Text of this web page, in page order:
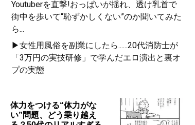
Youtuberを直撃!おっぱいが揺れ、透け乳首で
街中を歩いて“恥ずかしくない”のか聞いてみた
ら...
▶女性用風俗を副業にしたら......20代消防士が
「3万円の実技研修」で学んだエロ演出と裏オ
プの実態
体力をつける“体力がな
い”問題、どう乗り越え